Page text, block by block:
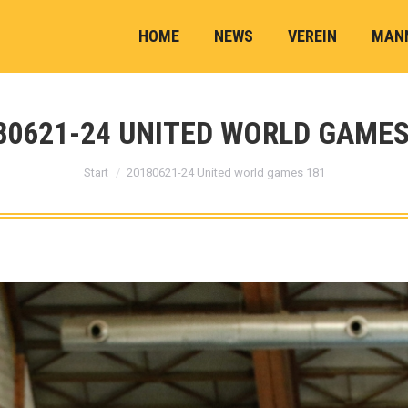
HOME NEWS VEREIN
24 UNITED WORLD
Sie befinden sich hier:
Start 20180621-24 United world games 181